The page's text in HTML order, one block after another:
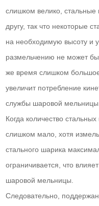
слишком велико, стальные
другу, так что некоторые
на необходимую высоту и
размельчению не может
же время слишком
увеличит потребление
службы шаровой мельницы.
Когда количество
слишком мало, хотя
стального шарика
ограничивается, что
шаровой мельницы.
Следовательно,